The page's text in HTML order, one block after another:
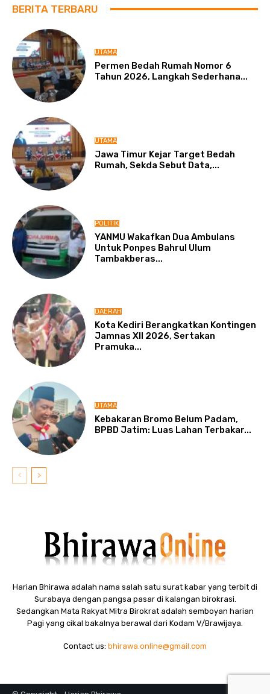
BERITA TERBARU
UTAMA
Permen Bedah Rumah Nomor 6
Tahun 2026, Langkah Sederhana...
UTAMA
Jawa Timur Kejar Target Bedah
Rumah, Sekda Sebut Data,...
POLITIK
YANMU Wakafkan Dua Ambulans
Untuk Ponpes Bahrul Ulum
Tambakberas...
DAERAH
Kota Kediri Berangkatkan Kontingen
Jamnas XII 2026, Sertakan
Pramuka...
UTAMA
Kebakaran Bromo Belum Padam,
BPBD Jatim: Luas Lahan Terbakar...
Harian Bhirawa adalah nama salah satu surat kabar yang terbit di
Surabaya dengan pangsa pasar di kalangan birokrasi.
Sedangkan Mata Rakyat Mitra Birokrat adalah semboyan harian
Pagi yang cikal bakalnya berawal dari Kodam V/Brawijaya.
Contact us: bhirawa.online@gmail.com